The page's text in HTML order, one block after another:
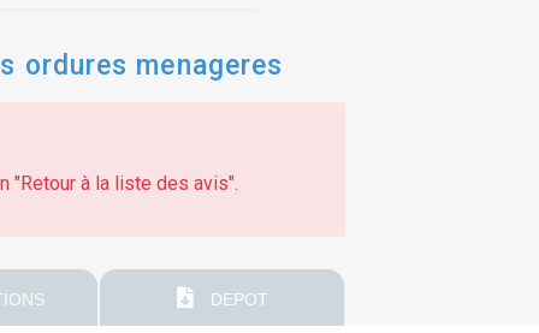
ordures menageres
"Retour à la liste des avis".
DEPOT